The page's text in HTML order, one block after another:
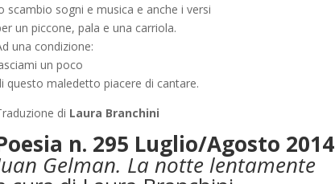
scambio sogni e musica e anche i versi
un piccone, pala e una carriola.
una condizione:
un poco
questo maledetto piacere di cantare.
di Laura Branchini
n. 295 Luglio/Agosto 2014
Gelman. La notte lentamente